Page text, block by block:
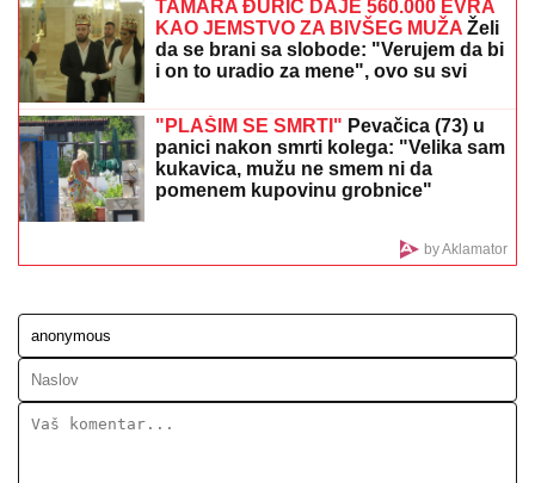
Cene aranžmana kao garsonjera: Koja plavuša je
pukla čak 50.000 evra za letovanje? Ni Boba ne bi dao
ovoliko
Tri godine robije za tri grama droge:
Nikšićanin osuđen zbog prodaje
kroz pakao, ove reč i danas joj